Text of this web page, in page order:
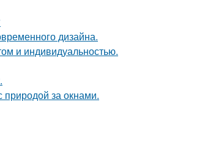
дизайна.
и индивидуальностью.
природой за окнами.